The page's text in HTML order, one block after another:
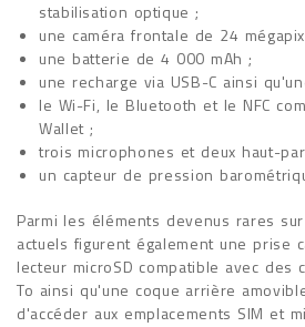
stabilisation optique ;
une caméra frontale de 24
une batterie de 4 000 mAh ;
une recharge via USB-C ainsi
le Wi-Fi, le Bluetooth et le NFC
Wallet ;
trois microphones et deux haut-
un capteur de pression
Parmi les éléments devenus rares
actuels figurent également une prise
lecteur microSD compatible avec des
To ainsi qu'une coque arrière
d'accéder aux emplacements SIM et